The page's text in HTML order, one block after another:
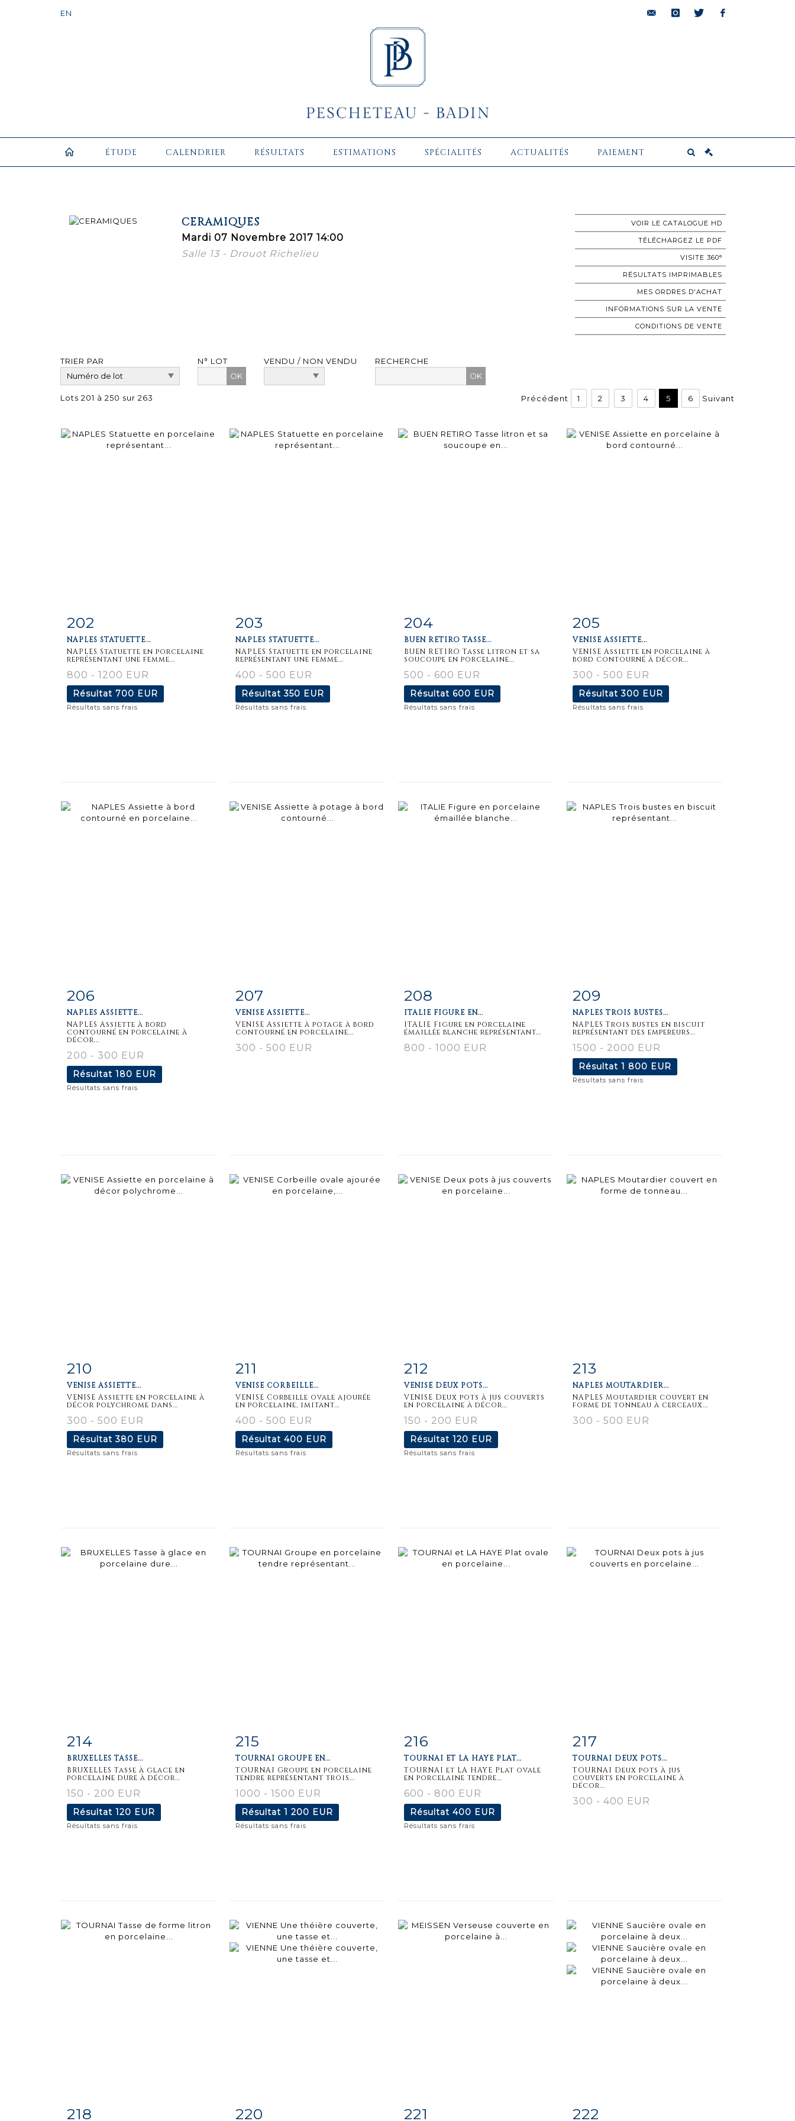
ÉTUDE CALENDRIER RÉSULTATS ESTIMATIONS SPÉCIALITÉS ACTUALITÉS PAIEMENT
CERAMIQUES
Mardi 07 Novembre 2017 14:00
Salle 13 - Drouot Richelieu
VOIR LE CATALOGUE HD
TÉLÉCHARGEZ LE PDF
VISITE 360°
RÉSULTATS IMPRIMABLES
MES ORDRES D'ACHAT
INFORMATIONS SUR LA VENTE
CONDITIONS DE VENTE
TRIER PAR
N° LOT
OK
VENDU / NON VENDU RECHERCHE
Lots 201 à 250 sur 263 Précédent 1 2 3 4 5 6 Suivant
Fiche
202
NAPLES STATUETTE...
NAPLES Statuette en porcelaine
représentant une femme...
800 - 1200 EUR
Résultat 700 EUR
Résultats sans frais
Fiche
203
NAPLES STATUETTE...
NAPLES Statuette en porcelaine
représentant une femme...
400 - 500 EUR
Résultat350 EUR
Résultats sans frais
Fiche
détaillée
204
BUEN RETIRO TASSE...
BUEN RETIRO Tasse litron et sa
soucoupe en porcelaine...
500 - 600 EUR
Résultat 600 EUR
Résultats sans frais
Fiche
détaillée
205
VENISE ASSIETTE...
VENISE Assiette en porcelaine à
bord contourné à décor...
300 - 500 EUR
Résultat300 EUR
Résultats sans frais
Fiche
détaillée
206
NAPLES ASSIETTE...
NAPLES Assiette à bord
contourné en porcelaine à
décor...
200 - 300 EUR
Résultat 180 EUR
Résultats sans frais
Fiche
détaillée
207
VENISE ASSIETTE...
VENISE Assiette à potage à bord
contourné en porcelaine...
300 - 500 EUR
Fiche
208
ITALIE FIGURE EN...
ITALIE Figure en porcelaine
émaillée blanche représentant...
800 - 1000 EUR
Fiche
détaillée
209
NAPLES TROIS BUSTES...
NAPLES Trois bustes en biscuit
représentant des empereurs...
1500 - 2000 EUR
Résultat 1 800 EUR
Résultats sans frais
Fiche
détaillée
210
VENISE ASSIETTE...
VENISE Assiette en porcelaine à
décor polychrome dans...
300 - 500 EUR
Résultat380 EUR
Résultats sans frais
211
VENISE CORBEILLE...
VENISE Corbeille ovale ajourée
en porcelaine, imitant...
400 - 500 EUR
Résultat 400 EUR
Résultats sans frais
212
VENISE DEUX POTS...
VENISE Deux pots à jus couverts
en porcelaine à décor...
150 - 200 EUR
Résultat 120 EUR
Résultats sans frais
213
NAPLES MOUTARDIER...
NAPLES Moutardier couvert en
forme de tonneau à cerceaux...
300 - 500 EUR
détaillée
214
BRUXELLES TASSE...
BRUXELLES Tasse à glace en
porcelaine dure à décor...
150 - 200 EUR
Résultat 120 EUR
Résultats sans frais
détaillée
215
TOURNAI GROUPE EN...
TOURNAI Groupe en porcelaine
tendre représentant trois...
1000 - 1500 EUR
Résultat 1 200 EUR
Résultats sans frais
détaillée
216
TOURNAI ET LA HAYE PLAT...
TOURNAI et LA HAYE Plat ovale
en porcelaine tendre...
600 - 800 EUR
Résultat 400 EUR
Résultats sans frais
détaillée
217
TOURNAI DEUX POTS...
TOURNAI Deux pots à jus
couverts en porcelaine à
décor...
300 - 400 EUR
218 Fiche
220 221 Fiche
222